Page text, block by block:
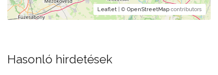
Leaflet | © OpenStreetMap contributors
Hasonló hirdetések